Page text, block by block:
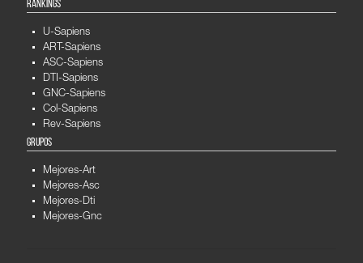
RANKINGS
U-Sapiens
ART-Sapiens
ASC-Sapiens
DTI-Sapiens
GNC-Sapiens
Col-Sapiens
Rev-Sapiens
GRUPOS
Mejores-Art
Mejores-Asc
Mejores-Dti
Mejores-Gnc